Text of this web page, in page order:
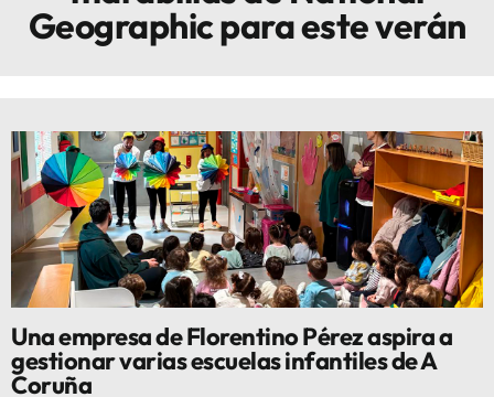
Geographic para este verán
Una empresa de Florentino Pérez aspira a
gestionar varias escuelas infantiles de A
Coruña